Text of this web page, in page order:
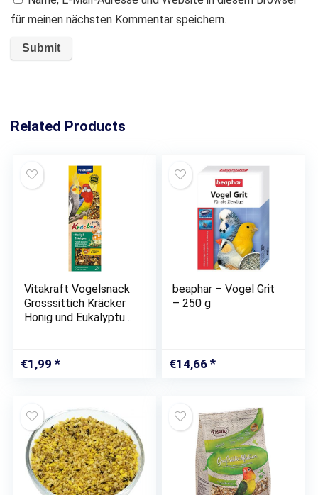
für meinen nächsten Kommentar speichern.
Related Products
Vitakraft Vogelsnack
Grosssittich Kräcker
Honig und Eukalyptus,
€1,99
beaphar – Vogel Grit
– 250 g
€14,66